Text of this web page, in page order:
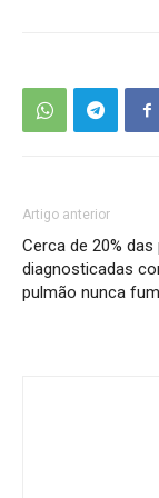
Artigo anterior
Cerca de 20%
diagnosticadas
pulmão nunca